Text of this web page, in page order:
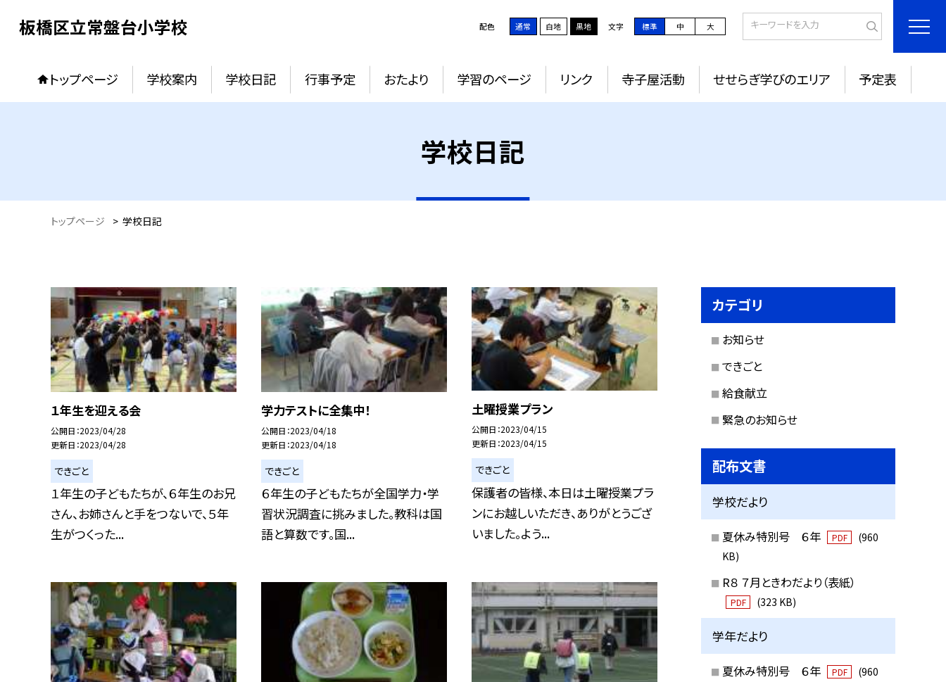
板橋区立常盤台小学校 配色 通常 白地 黒地 文字 標準 中 大
トップページ 学校案内 学校日記 行事予定 おたより 学習のページ リンク 寺子屋活動 せせらぎ学びのエリア 予定表
学校日記
トップページ > 学校日記
１年生を迎える会
公開日 2023/04/28
更新日 2023/04/28
できごと
１年生の子どもたちが、６年生のお兄
さん、お姉さんと手をつないで、５年
生がつくった...
学力テストに全集中！
公開日 2023/04/18
更新日 2023/04/18
できごと
６年生の子どもたちが全国学力・学
習状況調査に挑みました。教科は国
語と算数です。国...
土曜授業プラン
公開日 2023/04/15
更新日 2023/04/15
できごと
保護者の皆様、本日は土曜授業プラ
ンにお越しいただき、ありがとうござ
いました。よう...
カテゴリ
お知らせ
できごと
給食献立
緊急のお知らせ
配布文書
学校だより
夏休み特別号 ６年 PDF
(960
KB)
R８ ７月ときわだより（表紙）
PDF (323 KB)
学年だより
夏休み特別号 ６年 PDF
(960